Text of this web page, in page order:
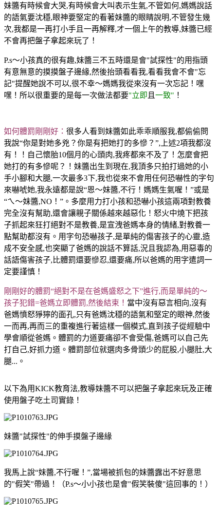
妹醬有時候會大哭,有時候會大叫表示生氣,不管如何,媽媽說話
的語氣要沈穩,眼神要堅定的看著妹醬的眼睛說明,不管發生幾
次,我都是一再打小手且一再解釋,才一個上午的教導,妹醬已經
不會再把盤子拿起來玩了！
P.s～小孩真的很有趣,妹醬三不五時還是會"試探性"的用指頭
有意無意的摸摸盤子邊緣,然後抬頭看看我,看看我會不會"忘
記"提醒她說不可以,很不幸～媽媽我從來沒有一次忘記！嘿
嘿！所以很重要的是每一次做法都要"立即 且 一致" ！
如何體罰剛剛好： 很多人看到妹醬如此乖乖順服我,都偷偷問
我說“你是對她多兇？你是有把她打的多慘？”,上述2項我都沒
有！！自己懷胎10個月的心頭肉,我疼都來不及了！怎麼會把
她打的有多慘呢？！妹醬出生到現在,我頂多只拍打過她的小
手小腳和大腿,一次最多3下,我也從來不會用任何恐嚇性的字句
來嚇唬她,我永遠都是說“恩～妹醬,不行！媽媽生氣喔！”或是
“ㄟ～妹醬,NO！”。多麼用力打小孩和恐嚇小孩這兩項對教養
完全沒有幫助,還會讓親子關係越來越惡化！怒火中燒下把孩
子抓起來狂打絕對不是教養,是宣洩爸媽本身的情緒,對教養一
點幫助都沒有。用字句恐嚇孩子,是單純的傷害孩子的心靈,造
成不安全感,也突顯了爸媽的說話不算話,況且我認為,用惡毒的
話語傷害孩子,比體罰還要慘忍,還要痛,所以爸媽的用字遣詞一
定要謹慎！
剛剛好的體罰“絕對不是在爸媽盛怒之下”進行,而是單純的～
孩子犯錯=爸媽立即體罰,然後結束！ 當中沒有惡言相向,沒有
爸媽憤怒猙獰的面孔,只有爸媽沈穩的語氣和堅定的眼神,然後
一而再,再而三的重複進行著這樣一個模式,直到孩子從經驗中
學會順從爸媽。體罰的力道要痛卻不會受傷,爸媽可以自己先
打自己,好抓力道。體罰部位就選肉多骨頭少的屁股,小腿肚,大
腿...。
以下為用KICK教育法,教導妹醬不可以把盤子拿起來玩及正確
使用盤子吃土司實錄！
妹醬"試探性"的伸手摸盤子邊緣
我馬上說“妹醬,不行喔！”,當場被抓包的妹醬露出不好意思
的"假笑"帶過！（P.s～小小孩也是會"假笑裝傻"這回事的！）